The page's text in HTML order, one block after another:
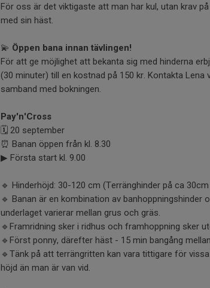
För oss är det viktigaste att man har kul, utan krav
med sin häst.
💫 Öppen bana innan tävlingen!
För att ge möjlighet att bekanta sig med hinderna
(30 minuter) till en kostnad på 150 kr. Kontakta
samband med bokningen.
Pay'n'Cross
🗓 20 september
⏰ Banan öppen från kl. 8.30
▶ Första start kl. 9.00
🔹 Hinderhöjd: 30-120 cm (Terränghinder på ca
🔹 Banan är en kombination av banhoppningshinder
underlaget varierar mellan grus och gräs.
🔹Framridning sker i ridhus och framhoppning sker
🔹Först ponny, därefter häst - 15 min bangång
🔹Tänk på att terrängritten kan vara tittigare för
höjd än man är van vid.